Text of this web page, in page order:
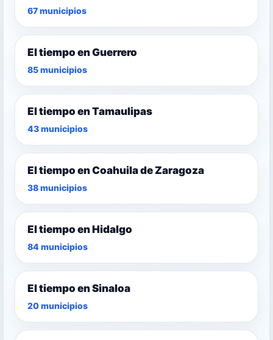
67 municipios
El tiempo en Guerrero
85 municipios
El tiempo en Tamaulipas
43 municipios
El tiempo en Coahuila de Zaragoza
38 municipios
El tiempo en Hidalgo
84 municipios
El tiempo en Sinaloa
20 municipios